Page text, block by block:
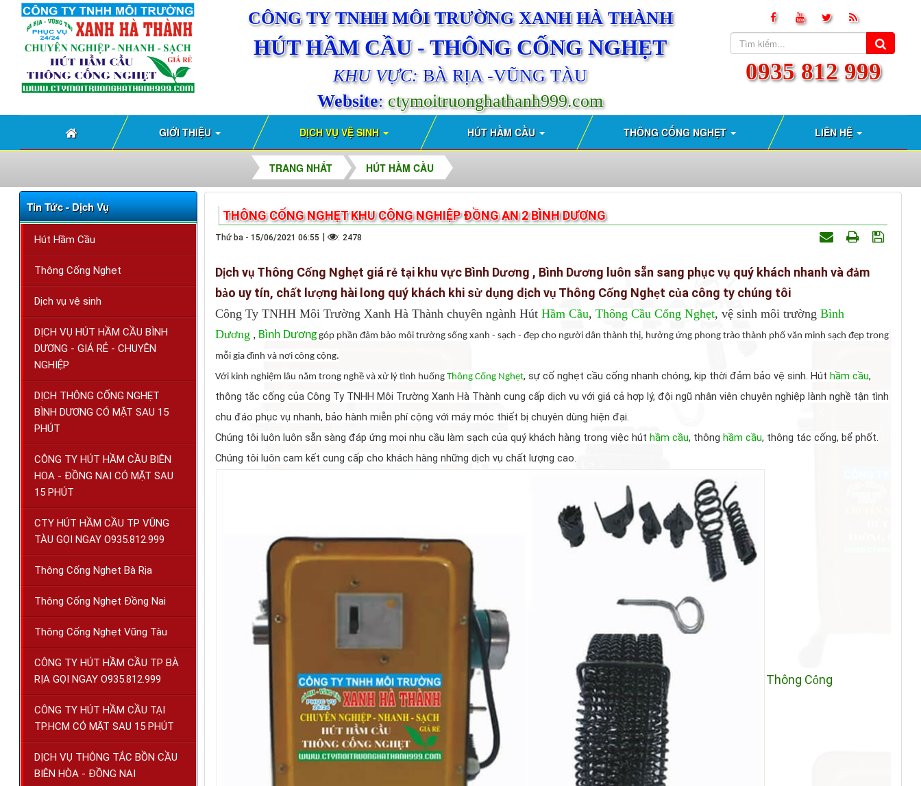
CÔNG TY TNHH MÔI TRƯỜNG XANH HÀ THÀNH
HÚT HẦM CẦU - THÔNG CỐNG NGHẸT
KHU VỰC:BÀ RỊA -VŨNG TÀU
Website: ctymoitruonghathanh999.com
0935 812 999
GIỚI THIỆU DỊCH VỤ VỆ SINH HÚT HẦM CẦU THÔNG CỐNG NGHẸT LIÊN HỆ
TRANG NHẤT HÚT HẦM CẦU
THÔNG CỐNG NGHẸT KHU CÔNG NGHIỆP ĐỒNG AN 2 BÌNH DƯƠNG
Thứ ba - 15/06/2021 06:55 | :2478
Dịch vụ Thông Cống Nghẹt giá rẻ tại khu vực Bình Dương , Bình Dương luôn sẵn sang phục vụ quý khách nhanh vàđảm
bảo uy tín, chất l ượng hài long quý khách khi sử d ụng dịch vụ Thông Cống Nghẹt của công ty chúng tôi
Công Ty TNHH Môi Trường Xanh Hà Thành chuyên ngành HútHầm Cầu,Thông Cầu Cống Nghẹt, vệ sinh môi trườngBình
Dương , Bình Dươnggóp phần đảm bảo môi trường sống xanh - sạch - đẹp cho người dân thành thị, hưởng ứng phong trào thành phố văn minh sạch đẹp trong
mỗi gia đình và nơi công cộng.
Với kinh nghiệm lâu năm trong nghề và xử lý tình huốngThông Cống Nghẹt, sự cố nghẹt cầu cống nhanh chóng, kịp thời đảm bảo vệ sinh. Húthầm cầu,
thông tắc cống của Công Ty TNHH Môi Trường Xanh Hà Thành cung cấp dịch vụ với giá cả hợp lý, đội ngũ nhân viên chuyên nghiệp lành nghề tận tình
chu đáo phục vụ nhanh, bảo hành miễn phí cộng với máy móc thiết bị chuyên dùng hiện đại.
Chúng tôi luôn luôn sẵn sàng đáp ứng mọi nhu cầu làm sạch của quý khách hàng trong việc húthầm cầu, thônghầm cầu, thông tác cống, bể phốt.
Chúng tôi luôn cam kết cung cấp cho khách hàng những dịch vụ chất lượng cao.
Thông Cống
Tin Tức - Dịch Vụ
Hút Hầm Cầu
Thông Cống Nghẹt
Dịch vụ vệ sinh
DỊCH VỤ HÚT HẦM CẦU BÌNH
DƯƠNG - GIÁ RẺ - CHUYÊN
NGHIỆP
DỊCH THÔNG CỐNG NGHẸT
BÌNH DƯƠNG CÓ MẶT SAU 15
PHÚT
CÔNG TY HÚT HẦM CẦU BIÊN
HOA - ĐỒNG NAI CÓ MẶT SAU
15 PHÚT
CTY HÚT HẦM CẦU TP VŨNG
TÀU GỌI NGAY O935.812.999
Thông Cống Nghẹt Bà Rịa
Thông Cống Nghẹt Đồng Nai
Thông Cống Nghẹt Vũng Tàu
CÔNG TY HÚT HẦM CẦU TP BÀ
RỊA GỌI NGAY O935.812.999
CÔNG TY HÚT HẦM CẦU TẠI
TP.HCM CÓ MẶT SAU 15 PHÚT
DỊCH VỤ THÔNG TẮC BỒN CẦU
BIÊN HÒA - ĐỒNG NAI